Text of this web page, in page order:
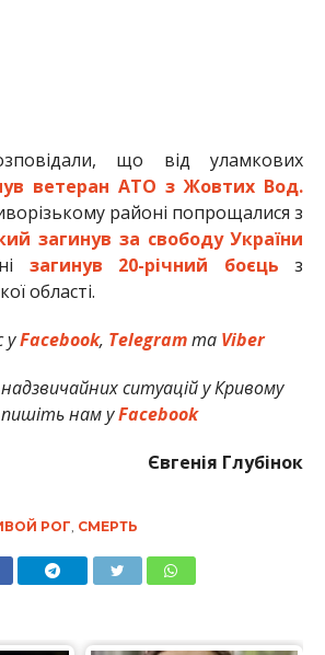
що від уламкових
ветеран АТО з Жовтих Вод.
районі попрощалися з
загинув за свободу України
загинув 20-річний боєць з
області.
уFacebook, Telegramта Viber
ситуацій у Кривому
пишіть нам уFacebook
Євгенія Глубінок
РОГ СМЕРТЬ